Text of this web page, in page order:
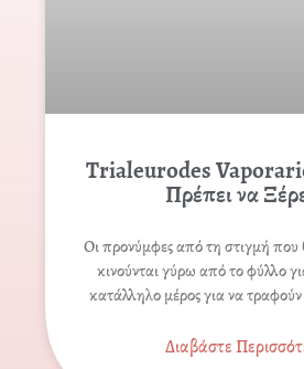
Trialeurodes
Πρέπει να
Οι προνύμφες από τη στιγμή
κινούνται γύρω από το φύλλο
κατάλληλο μέρος για να τραφούν
Διαβάστε